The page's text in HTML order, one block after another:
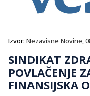
Izvor: Nezavisne Novine,
SINDIKAT
POVLAČENJE
FINANSIJSKA